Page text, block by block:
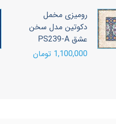
رومیزی مخمل
دکوتین مدل سخن
عشق PS239-A
1,100,000 تومان